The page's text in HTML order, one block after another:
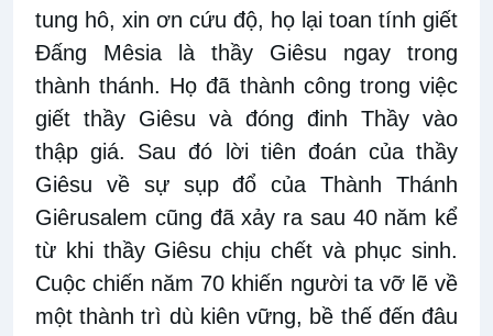
tung hô, xin ơn cứu độ, họ lại toan tính giết
Đấng Mêsia là thầy Giêsu ngay trong
thành thánh. Họ đã thành công trong việc
giết thầy Giêsu và đóng đinh Thầy vào
thập giá. Sau đó lời tiên đoán của thầy
Giêsu về sự sụp đổ của Thành Thánh
Giêrusalem cũng đã xảy ra sau 40 năm kể
từ khi thầy Giêsu chịu chết và phục sinh.
Cuộc chiến năm 70 khiến người ta vỡ lẽ về
một thành trì dù kiên vững, bề thế đến đâu